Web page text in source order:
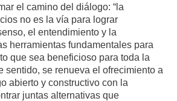
el camino del diálogo: “la
no es la vía para lograr
el entendimiento y la
herramientas fundamentales para
que sea beneficioso para toda la
sentido, se renueva el ofrecimiento a
abierto y constructivo con la
juntas alternativas que